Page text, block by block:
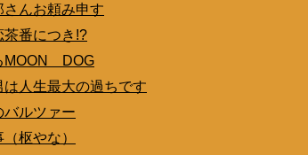
さんお頼み申す
茶番につき!?
MOON DOG
は人生最大の過ちです
バルツァー
枢やな）